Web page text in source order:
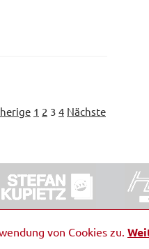
von Cookies zu.
1 2 3 4 Nächste
Impressum Barrierefreiheit